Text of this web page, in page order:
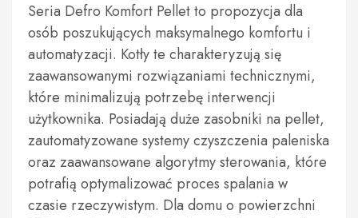
Seria Defro Komfort Pellet to propozycja dla
osób poszukujących maksymalnego komfortu i
automatyzacji. Kotły te charakteryzują się
zaawansowanymi rozwiązaniami technicznymi,
które minimalizują potrzebę interwencji
użytkownika. Posiadają duże zasobniki na pellet,
zautomatyzowane systemy czyszczenia paleniska
oraz zaawansowane algorytmy sterowania, które
potrafią optymalizować proces spalania w
czasie rzeczywistym. Dla domu o powierzchni